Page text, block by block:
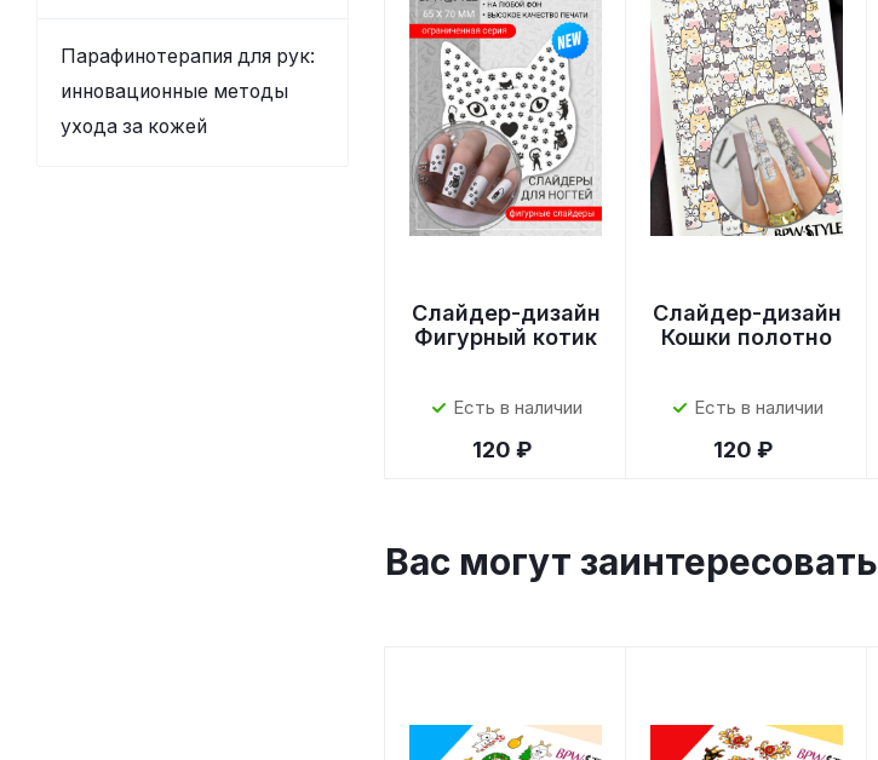
Слайдер-дизайн
Фигурный котик
Есть в наличии
120 ₽
Слайдер-дизайн
Кошки полотно
Есть в наличии
120 ₽
Вас могут заинтересовать
Парафинотерапия для рук:
инновационные методы
ухода за кожей